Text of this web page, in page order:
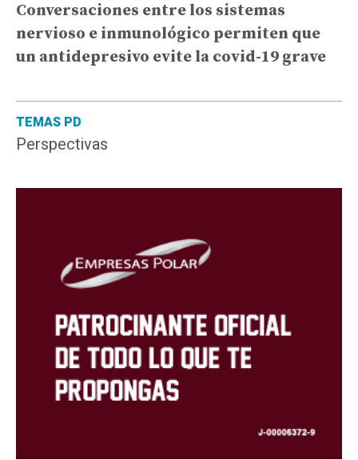
TEMAS PD
Perspectivas
Conversaciones entre los sistemas
nervioso e inmunológico permiten que
un antidepresivo evite la covid-19 grave